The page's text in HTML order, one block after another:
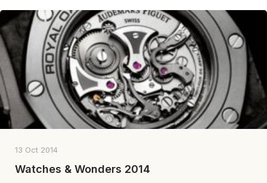
13 Oct 2014
Watches & Wonders 2014